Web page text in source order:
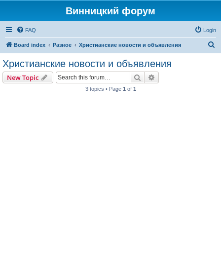
Винницкий форум
FAQ Login
Board index Разное Христианские новости и объявления
Христианские новости и объявления
New Topic Search
3 topics • Page 1 of 1